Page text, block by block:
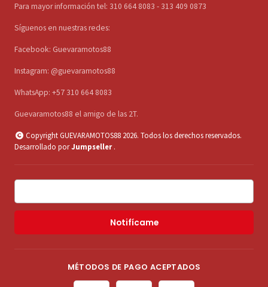
Para mayor información tel: 310 664 8083 - 313 409 0873
Síguenos en nuestras redes:
Facebook: Guevaramotos88
Instagram: @guevaramotos88
WhatsApp: +57 310 664 8083
Guevaramotos88 el amigo de las 2T.
Copyright GUEVARAMOTOS88 2026. Todos los derechos reservados.
Desarrollado porJumpseller .
Notifícame
MÉTODOS DE PAGO ACEPTADOS